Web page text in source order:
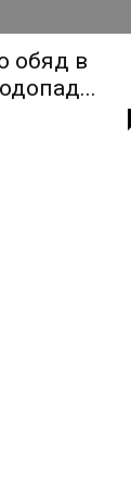
обяд в